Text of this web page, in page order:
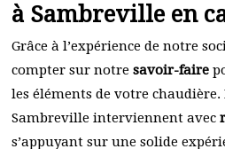
à Sambreville en
Grâce à l’expérience de notre
compter sur notre savoir-faire
les éléments de votre chaudière.
Sambreville interviennent avec
s’appuyant sur une solide